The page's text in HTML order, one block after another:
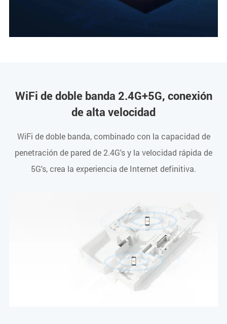
WiFi de doble banda 2.4G+5G, conexión
de alta velocidad
WiFi de doble banda, combinado con la capacidad de
penetración de pared de 2.4G's y la velocidad rápida de
5G's, crea la experiencia de Internet definitiva.